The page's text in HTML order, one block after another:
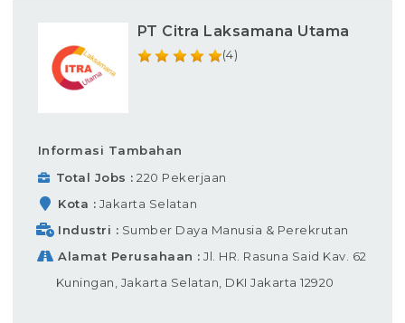
PT Citra Laksamana Utama
(4)
Informasi Tambahan
Total Jobs
220 Pekerjaan
Kota
Jakarta Selatan
Industri
Sumber Daya Manusia & Perekrutan
Alamat Perusahaan
Jl. HR. Rasuna Said Kav. 62
Kuningan, Jakarta Selatan, DKI Jakarta 12920